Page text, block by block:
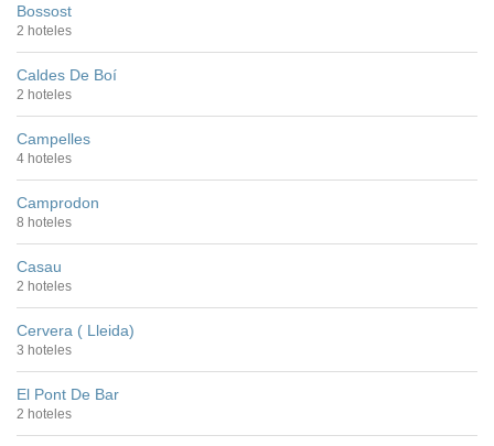
Bossost
2 hoteles
Caldes De Boí
2 hoteles
Campelles
4 hoteles
Camprodon
8 hoteles
Casau
2 hoteles
Cervera ( Lleida)
3 hoteles
El Pont De Bar
2 hoteles